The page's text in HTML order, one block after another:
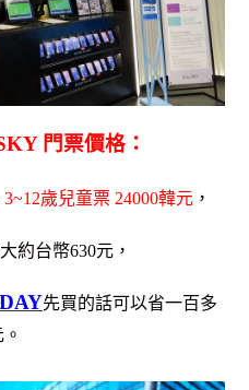
門票價格：
歲兒童票 24000韓元，
約台幣630元，
先買的話可以省一百多